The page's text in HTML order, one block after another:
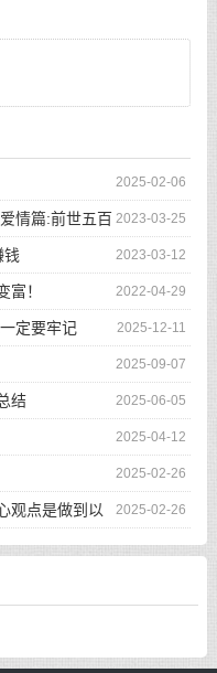
2025-02-06
2023-03-25
情篇:前世五百
2023-03-12
钱
2022-04-29
富！
2025-12-11
定要牢记
2025-09-07
2025-06-05
结
2025-04-12
2025-02-26
2025-02-26
观点是做到以